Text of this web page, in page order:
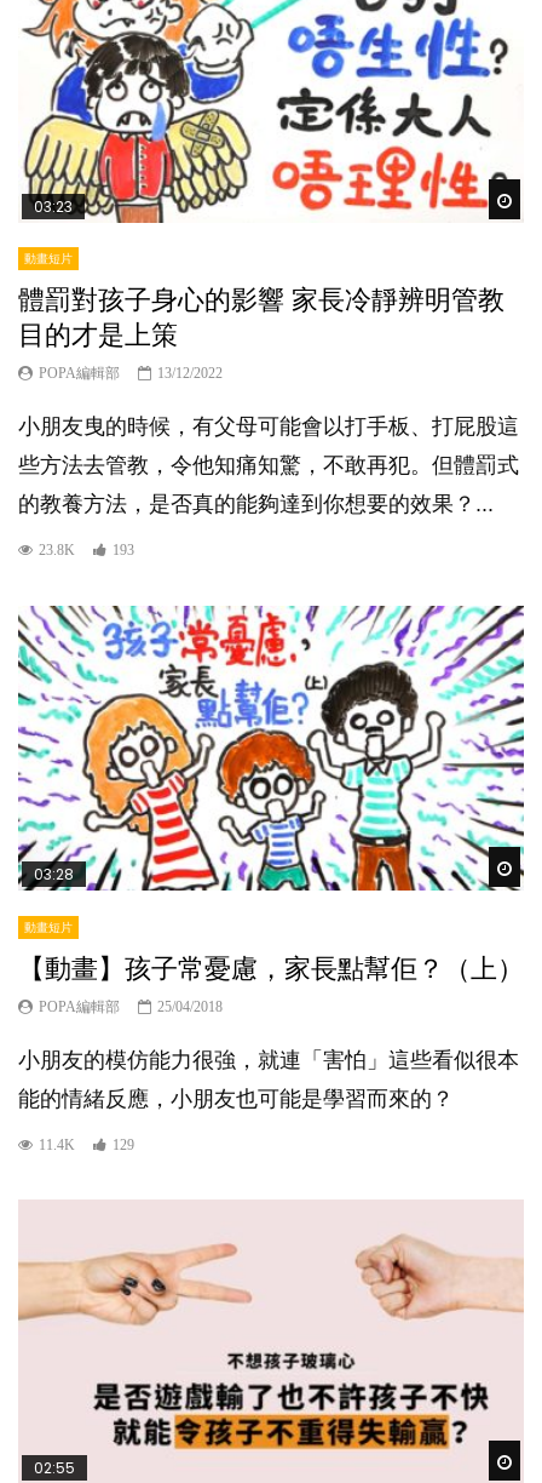
03:23
動畫短片
體罰對孩子身心的影響 家長冷靜辨明管教
目的才是上策
POPA編輯部 13/12/2022
小朋友曳的時候，有父母可能會以打手板、打屁股這
些方法去管教，令他知痛知驚，不敢再犯。但體罰式
的教養方法，是否真的能夠達到你想要的效果？...
23.8K 193
03:28
動畫短片
【動畫】孩子常憂慮，家長點幫佢？（上）
POPA編輯部 25/04/2018
小朋友的模仿能力很強，就連「害怕」這些看似很本
能的情緒反應，小朋友也可能是學習而來的？
11.4K 129
02:55